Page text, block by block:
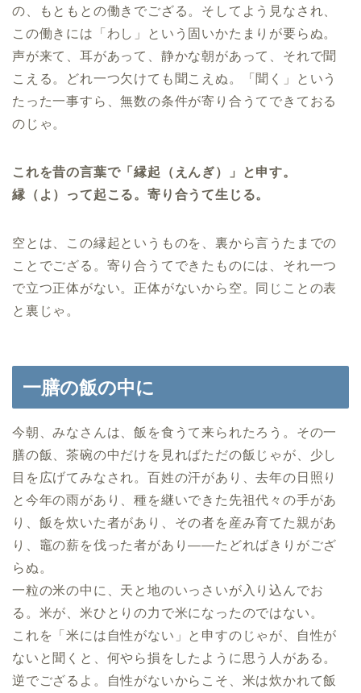
の、もともとの働きでござる。そしてよう見なされ、
この働きには「わし」という固いかたまりが要らぬ。
声が来て、耳があって、静かな朝があって、それで聞
こえる。どれ一つ欠けても聞こえぬ。「聞く」という
たった一事すら、無数の条件が寄り合うてできておる
のじゃ。
これを昔の言葉で「縁起（えんぎ）」と申す。
縁（よ）って起こる。寄り合うて生じる。
空とは、この縁起というものを、裏から言うたまでの
ことでござる。寄り合うてできたものには、それ一つ
で立つ正体がない。正体がないから空。同じことの表
と裏じゃ。
一膳の飯の中に
今朝、みなさんは、飯を食うて来られたろう。その一
膳の飯、茶碗の中だけを見ればただの飯じゃが、少し
目を広げてみなされ。百姓の汗があり、去年の日照り
と今年の雨があり、種を継いできた先祖代々の手があ
り、飯を炊いた者があり、その者を産み育てた親があ
り、竈の薪を伐った者があり――たどればきりがござ
らぬ。
一粒の米の中に、天と地のいっさいが入り込んでお
る。米が、米ひとりの力で米になったのではない。
これを「米には自性がない」と申すのじゃが、自性が
ないと聞くと、何やら損をしたように思う人がある。
逆でござるよ。自性がないからこそ、米は炊かれて飯